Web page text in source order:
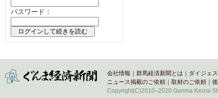
パスワード：
会社情報 群馬経済新聞とは
ダイジェ
ニュース掲載のご依頼
取材のご依頼
Copyright(C)2010–2020 Gunma Keizai